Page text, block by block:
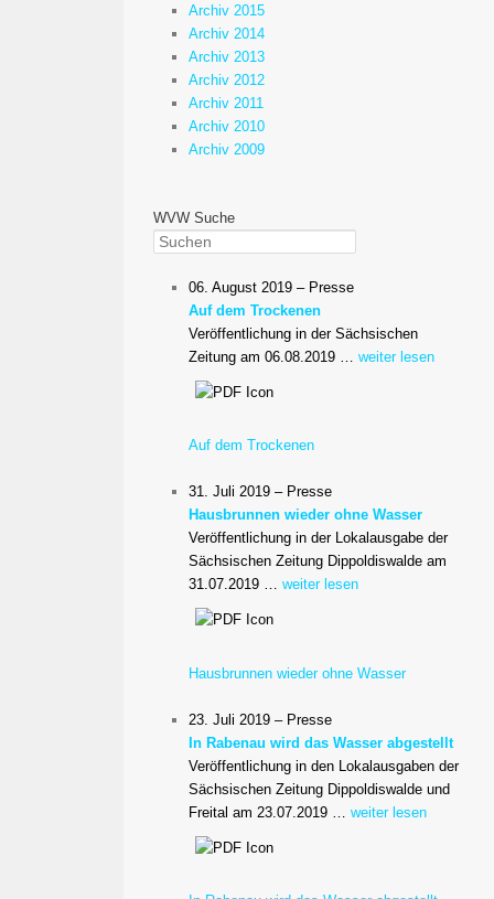
Archiv 2015
Archiv 2014
Archiv 2013
Archiv 2012
Archiv 2011
Archiv 2010
Archiv 2009
WVW Suche
Suchen
06. August 2019 – Presse
Auf dem Trockenen
Veröffentlichung in der Sächsischen
Zeitung am 06.08.2019 …weiter lesen
Auf dem Trockenen
31. Juli 2019 – Presse
Hausbrunnen wieder ohne Wasser
Veröffentlichung in der Lokalausgabe der
Sächsischen Zeitung Dippoldiswalde am
31.07.2019 …weiter lesen
Hausbrunnen wieder ohne Wasser
23. Juli 2019 – Presse
In Rabenau wird das Wasser abgestellt
Veröffentlichung in den Lokalausgaben der
Sächsischen Zeitung Dippoldiswalde und
Freital am 23.07.2019 …weiter lesen